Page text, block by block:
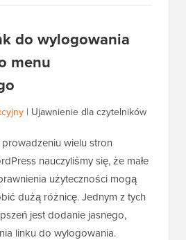
do wylogowania
menu
| Ujawnienie dla czytelników
prowadzeniu wielu stron
nauczyliśmy się, że małe
użyteczności mogą
dużą różnicę. Jednym z tych
jest dodanie jasnego,
linku do wylogowania.